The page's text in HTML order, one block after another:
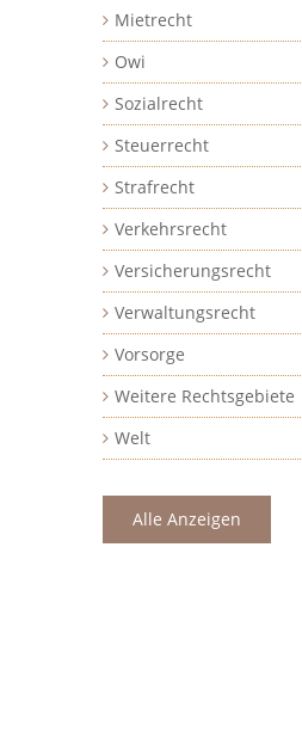
Mietrecht
Owi
Sozialrecht
Steuerrecht
Strafrecht
Verkehrsrecht
Versicherungsrecht
Verwaltungsrecht
Vorsorge
Weitere Rechtsgebiete
Welt
Alle Anzeigen